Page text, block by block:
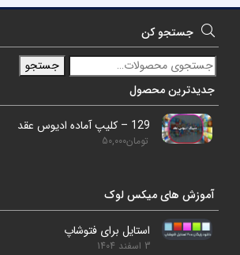
جستجو کن
جستجو
جدیدترین محصول
129 – کلیپ آماده ادیوس عقد
تومان50,000
آموزش های میکس لوک
استایل برای فتوشاپ
3 اسفند 1404